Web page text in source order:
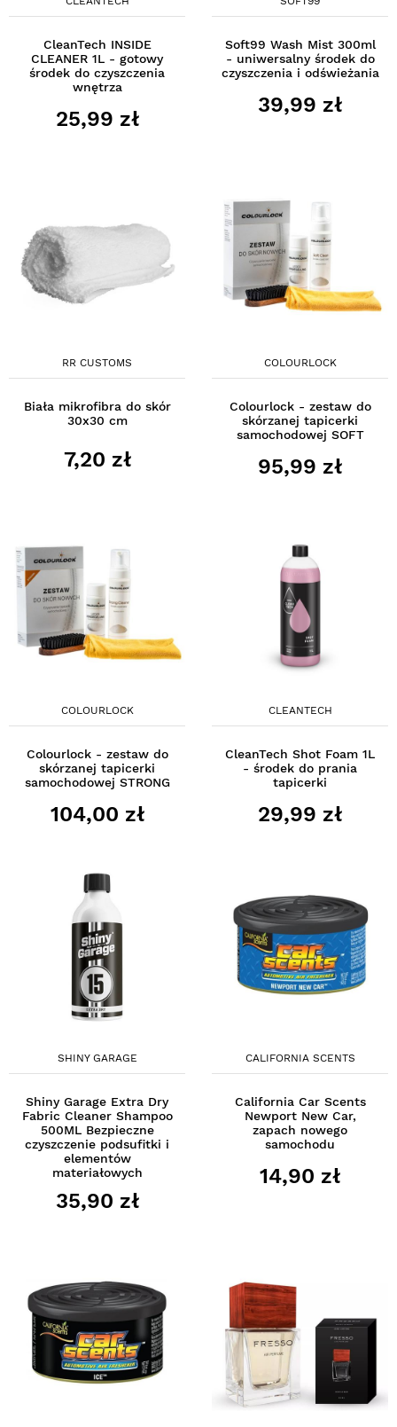
CleanTech INSIDE
CLEANER 1L - gotowy
środek do czyszczenia
wnętrza
25,99 zł
Soft99 Wash Mist 300ml
- uniwersalny środek do
czyszczenia i odświeżania
39,99 zł
RR CUSTOMS
Biała mikrofibra do skór
30x30 cm
7,20 zł
COLOURLOCK
Colourlock - zestaw do
skórzanej tapicerki
samochodowej SOFT
95,99 zł
COLOURLOCK
Colourlock - zestaw do
skórzanej tapicerki
samochodowej STRONG
104,00 zł
CLEANTECH
CleanTech Shot Foam 1L
- środek do prania
tapicerki
29,99 zł
SHINY GARAGE
Shiny Garage Extra Dry
Fabric Cleaner Shampoo
500ML Bezpieczne
czyszczenie podsufitki i
elementów
materiałowych
35,90 zł
CALIFORNIA SCENTS
California Car Scents
Newport New Car,
zapach nowego
samochodu
14,90 zł